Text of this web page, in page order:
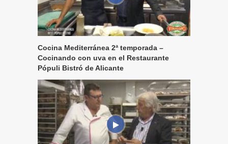
Cocina Mediterránea 2ª temporada –
Cocinando con uva en el Restaurante
Pópuli Bistró de Alicante